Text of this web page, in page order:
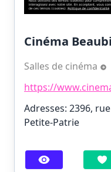
Cinéma
Salles de cinéma
https://
Adresses: 2396,
Petite-Patrie